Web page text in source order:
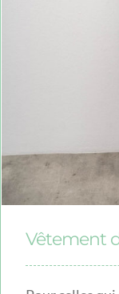
Vêtement